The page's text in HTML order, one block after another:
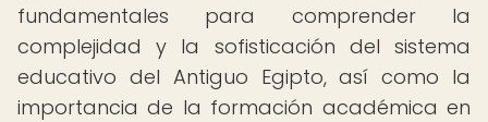
fundamentales para comprender la
complejidad y la sofisticación del sistema
educativo del Antiguo Egipto, así como la
importancia de la formación académica en